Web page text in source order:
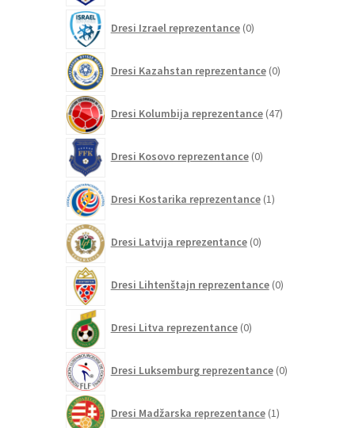
Dresi Izrael reprezentance 0izdelkov
Dresi Kazahstan reprezentance 0izdelkov
Dresi Kolumbija reprezentance 47izdelkov
Dresi Kosovo reprezentance 0izdelkov
Dresi Kostarika reprezentance 1izdelek
Dresi Latvija reprezentance 0izdelkov
Dresi Lihtenštajn reprezentance 0izdelkov
Dresi Litva reprezentance 0izdelkov
Dresi Luksemburg reprezentance 0izdelkov
Dresi Madžarska reprezentance 1izdelek